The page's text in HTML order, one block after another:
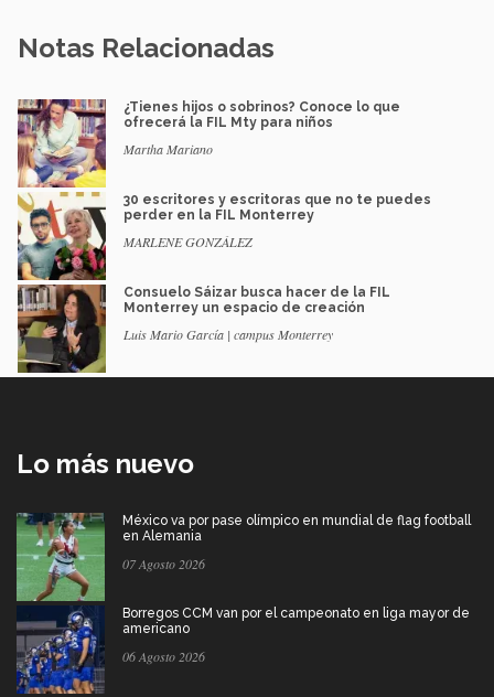
Notas Relacionadas
¿Tienes hijos o sobrinos? Conoce lo que
ofrecerá la FIL Mty para niños
Martha Mariano
30 escritores y escritoras que no te puedes
perder en la FIL Monterrey
MARLENE GONZÁLEZ
Consuelo Sáizar busca hacer de la FIL
Monterrey un espacio de creación
Luis Mario García | campus Monterrey
Lo más nuevo
México va por pase olímpico en mundial de flag football
en Alemania
07 Agosto 2026
Borregos CCM van por el campeonato en liga mayor de
americano
06 Agosto 2026